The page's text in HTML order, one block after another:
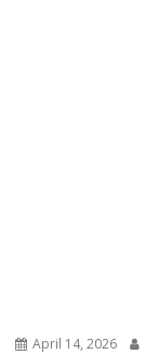
April 14, 2026